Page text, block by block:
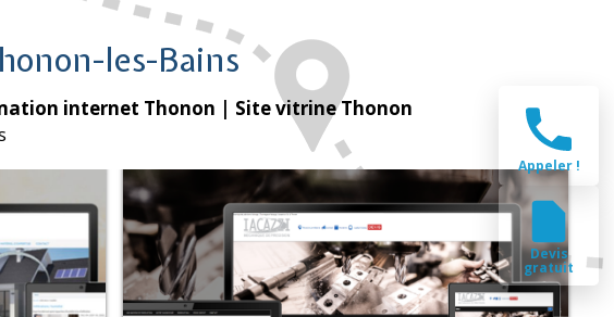
les-Bains
internet Thonon | Site vitrine Thonon
Appeler !
Devis
gratuit